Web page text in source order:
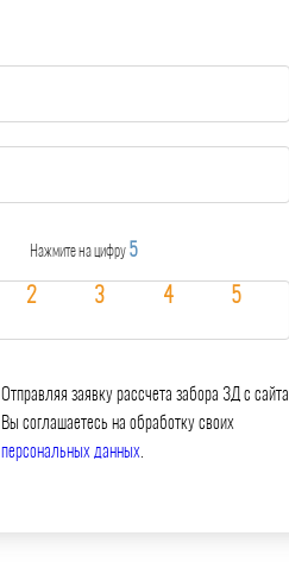
Нажмите на цифру 5
Отправляя заявку рассчета забора 3Д с сайта,
Вы соглашаетесь на обработку своих
персональных данных